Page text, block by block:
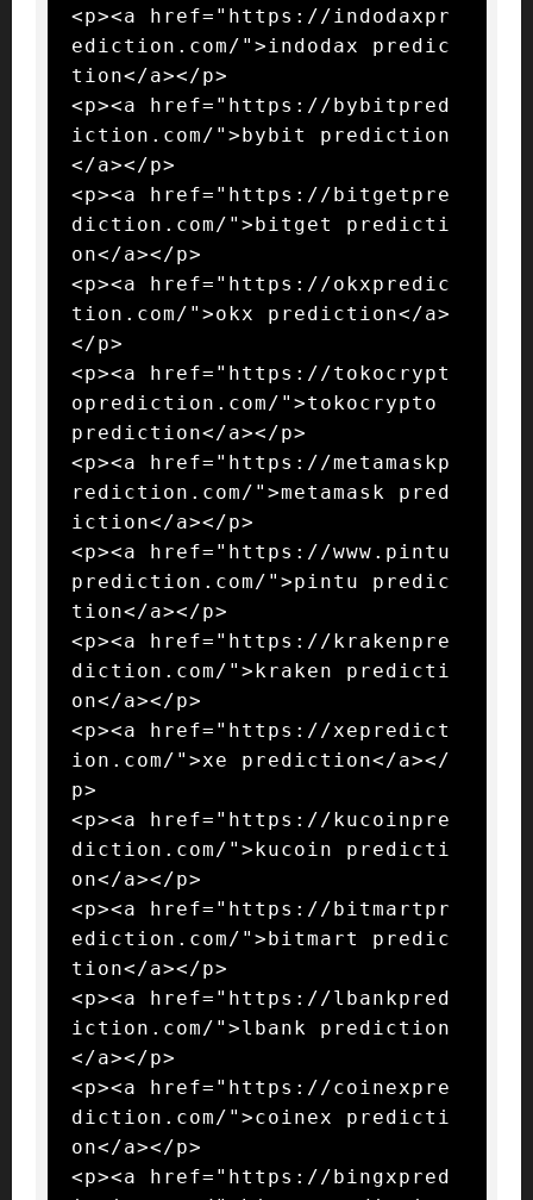
<p><a href="https://indodaxpr
ediction.com/">indodax predic
tion</a></p>
<p><a href="https://bybitpred
iction.com/">bybit prediction
</a></p>
<p><a href="https://bitgetpre
diction.com/">bitget predicti
on</a></p>
<p><a href="https://okxpredic
tion.com/">okx prediction</a>
</p>
<p><a href="https://tokocrypt
oprediction.com/">tokocrypto
prediction</a></p>
<p><a href="https://metamaskp
rediction.com/">metamask pred
iction</a></p>
<p><a href="https://www.pintu
prediction.com/">pintu predic
tion</a></p>
<p><a href="https://krakenpre
diction.com/">kraken predicti
on</a></p>
<p><a href="https://xepredict
ion.com/">xe prediction</a></
p>
<p><a href="https://kucoinpre
diction.com/">kucoin predicti
on</a></p>
<p><a href="https://bitmartpr
ediction.com/">bitmart predic
tion</a></p>
<p><a href="https://lbankpred
iction.com/">lbank prediction
</a></p>
<p><a href="https://coinexpre
diction.com/">coinex predicti
on</a></p>
<p><a href="https://bingxpred